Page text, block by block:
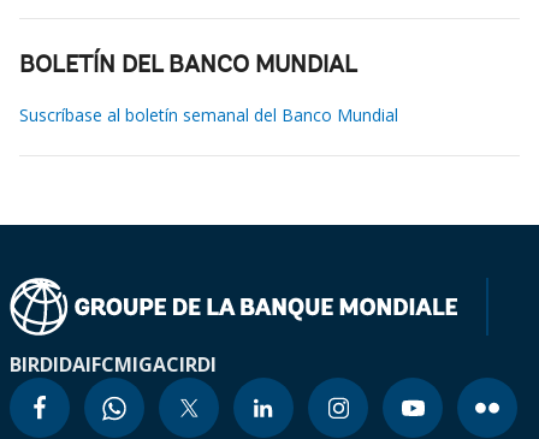
BOLETÍN DEL BANCO MUNDIAL
Suscríbase al boletín semanal del Banco Mundial
BIRDIDAIFCMIGACIRDI